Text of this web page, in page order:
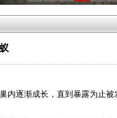
逐渐成长，直到暴露为止被